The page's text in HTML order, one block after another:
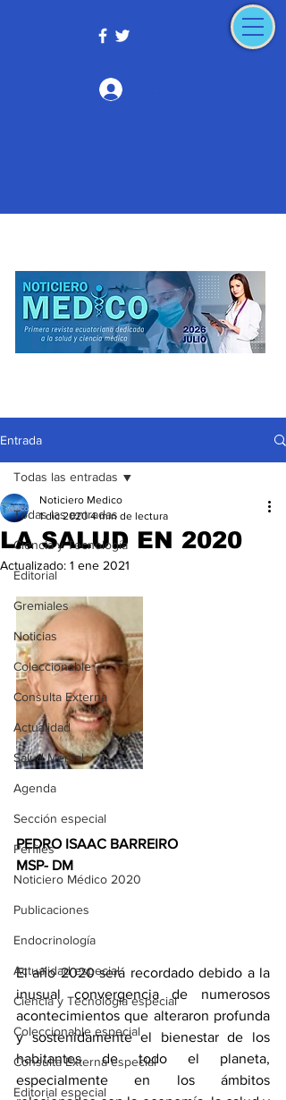
Entrada
Todas las entradas
Ciencia y Tecnología
Editorial
Gremiales
Noticias
Coleccionable
Consulta Externa
Actualidad
Salud Mental
Agenda
Sección especial
Perfiles
Noticiero Médico 2020
Publicaciones
Endocrinología
Actualidad especial
Ciencia y Tecnología especial
Coleccionable especial
Consulta Externa especial
Editorial especial
Todas las entradas
LA SALUD EN 2020
Noticiero Medico
1 dic 2020 4 min de lectura
Actualizado: 1 ene 2021
PEDRO ISAAC BARREIRO
MSP- DM
El año 2020 será recordado debido a la
inusual convergencia de numerosos
acontecimientos que alteraron profunda
y sostenidamente el bienestar de los
habitantes de todo el planeta,
especialmente en los ámbitos